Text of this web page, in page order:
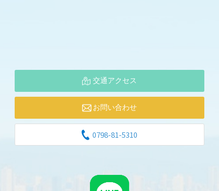
交通アクセス
お問い合わせ
0798-81-5310